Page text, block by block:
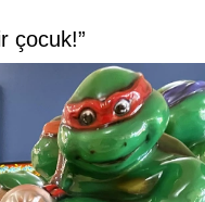
çocuk!”